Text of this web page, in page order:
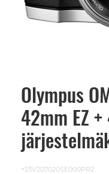
Olympus
42mm EZ
+23V207020SE000PR2
Skip
beginning
images